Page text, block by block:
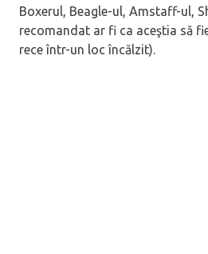
Boxerul, Beagle-ul, Amstaff-ul,
recomandat ar fi ca aceştia să
rece într-un loc încălzit).